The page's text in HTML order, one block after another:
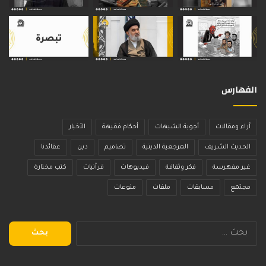
الفهارس
آراء ومقالات أجوبة الشبهات أحكام فقيهة الأخبار
الحديث الشريف المرجعية الدينية تصاميم دين عقائدنا
غير مفهرسة فكر وثقافة فيديوهات قرآنيات كتب مختارة
مجتمع مسابقات ملفات منوعات
البحث